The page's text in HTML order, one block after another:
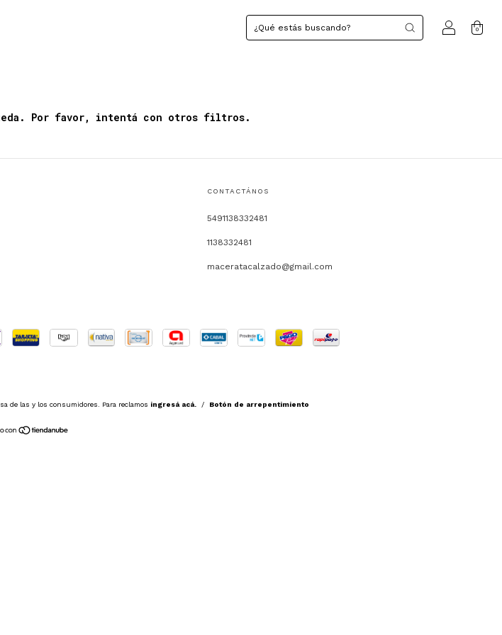
0
Por favor, intentá con otros filtros.
CONTACTÁNOS
5491138332481
1138332481
maceratacalzado@gmail.com
de las y los consumidores. Para reclamos ingresá acá. / Botón de arrepentimiento